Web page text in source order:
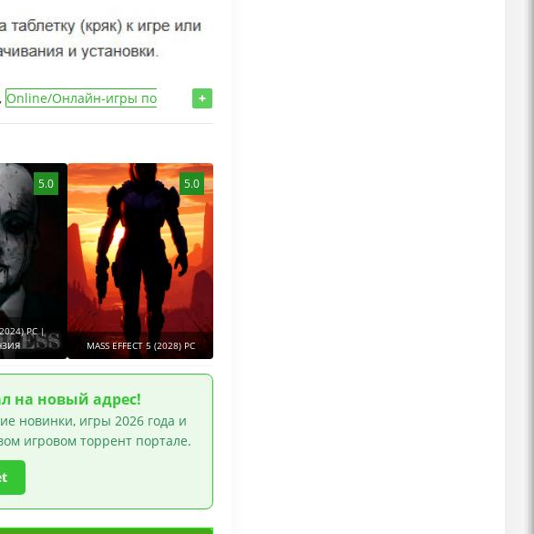
, Online/Онлайн-игры по
+
5.0
PC |
5.0
MASS EFFECT 5 (2028) PC
на новый адрес!
новинки, игры 2026 года и
игровом торрент портале.